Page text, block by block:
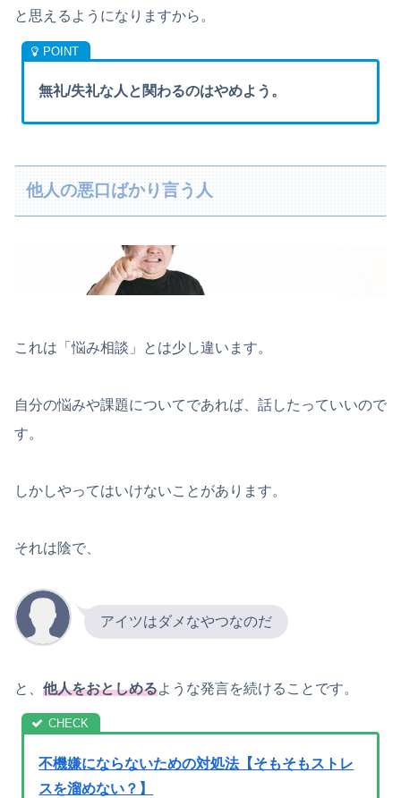
と思えるようになりますから。
無礼/失礼な人と関わるのはやめよう。
他人の悪口ばかり言う人
これは「悩み相談」とは少し違います。
自分の悩みや課題についてであれば、話したっていいので
す。
しかしやってはいけないことがあります。
それは陰で、
アイツはダメなやつなのだ
と、 他人をおとしめるような発言を続けることです。
不機嫌にならないための対処法【そもそもストレ
スを溜めない？】